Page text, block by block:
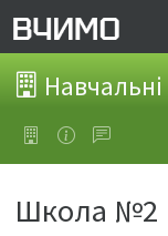
Школа №2